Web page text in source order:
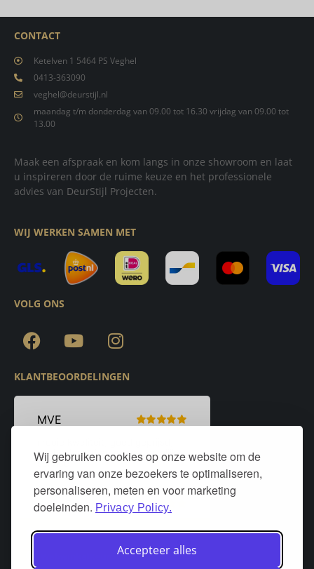
Wij gebruiken cookies op onze website om de
ervaring van onze bezoekers te optimaliseren,
personaliseren, meten en voor marketing
doeleinden. Privacy Policy.
Accepteer alles
CONTACT
Ketelven 1 5464 PS Veghel
0413-363090
veghel@deurstijl.nl
maandag t/m donderdag van 09.00 tot 16.30 vrijdag van 09.00 tot
13.00
Maak een afspraak en kom langs in onze showroom en laat
u inspireren door de ruime keuze en het professionele
advies van DeurStijl Projecten.
WIJ WERKEN SAMEN MET
VOLG ONS
KLANTBEOORDELINGEN